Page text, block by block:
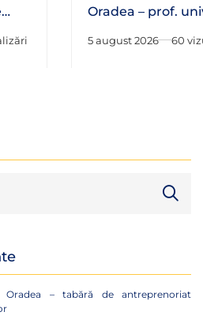
Oradea – prof.
5 august 2026 60
Oradea – tabără de antreprenoriat